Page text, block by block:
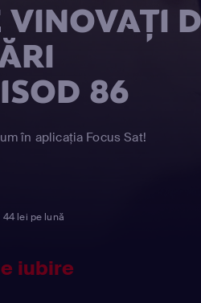
VINOVAŢI
86
în aplicația Focus Sat!
lei pe lună
iubire